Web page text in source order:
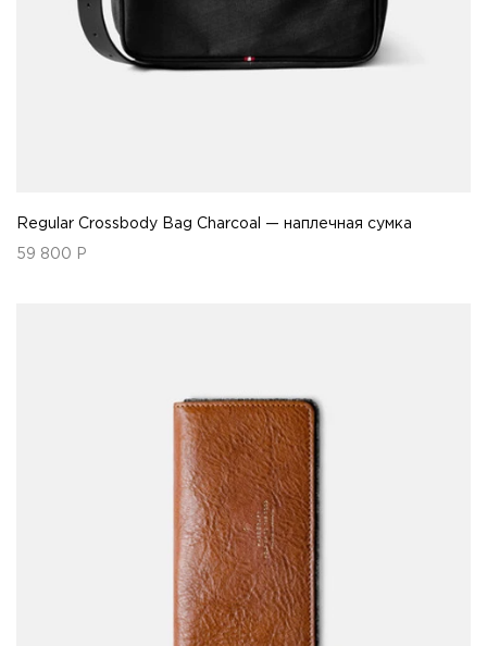
Regular Crossbody Bag Charcoal — наплечная сумка
59 800 Р